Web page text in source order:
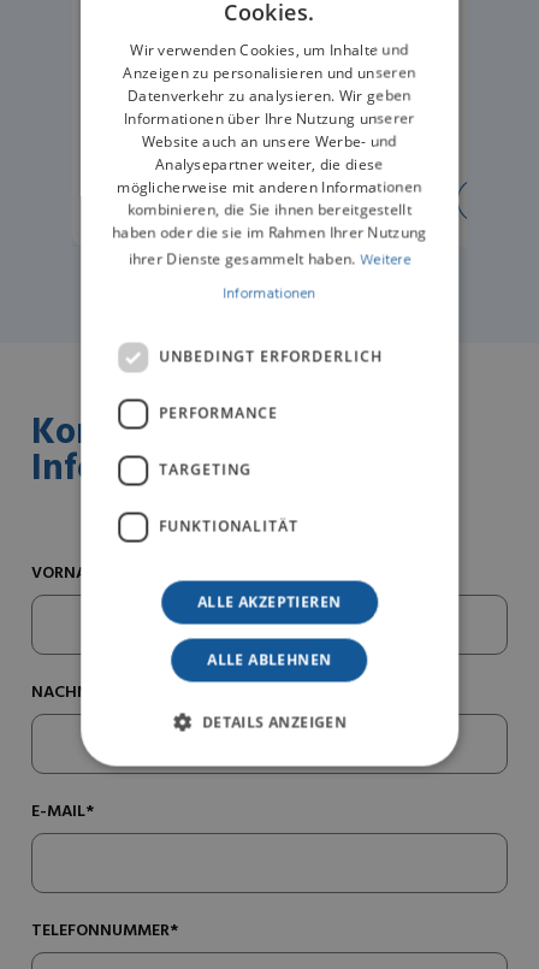
ERFAHREN SIE MEHR
Kontaktieren Sie uns für
Informationen
VORNAME*
NACHNAME*
E-MAIL*
TELEFONNUMMER*
Cookies.
Wir verwenden Cookies, um Inhalte und
Anzeigen zu personalisieren und unseren
Datenverkehr zu analysieren. Wir geben
Informationen über Ihre Nutzung unserer
Website auch an unsere Werbe- und
Analysepartner weiter, die diese
möglicherweise mit anderen Informationen
kombinieren, die Sie ihnen bereitgestellt
haben oder die sie im Rahmen Ihrer Nutzung
ihrer Dienste gesammelt haben. Weitere
Informationen
UNBEDINGT ERFORDERLICH
PERFORMANCE
TARGETING
FUNKTIONALITÄT
ALLE AKZEPTIEREN
ALLE ABLEHNEN
DETAILS ANZEIGEN